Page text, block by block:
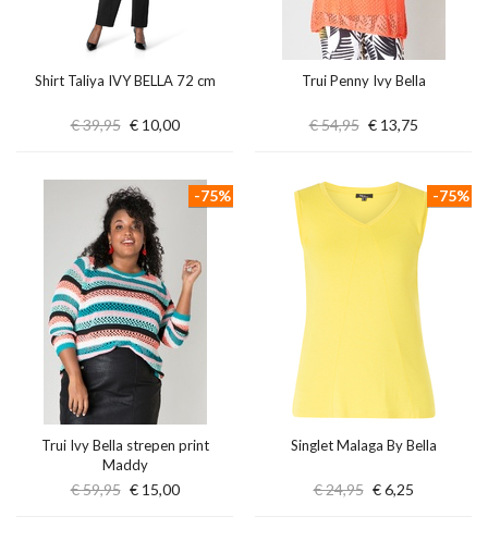
Shirt Taliya IVY BELLA 72 cm
€ 39,95 € 10,00
Trui Penny Ivy Bella
€ 54,95 € 13,75
Trui Ivy Bella strepen print
Maddy
€ 59,95 € 15,00
-75%
Singlet Malaga By Bella
€ 24,95 € 6,25
-75%